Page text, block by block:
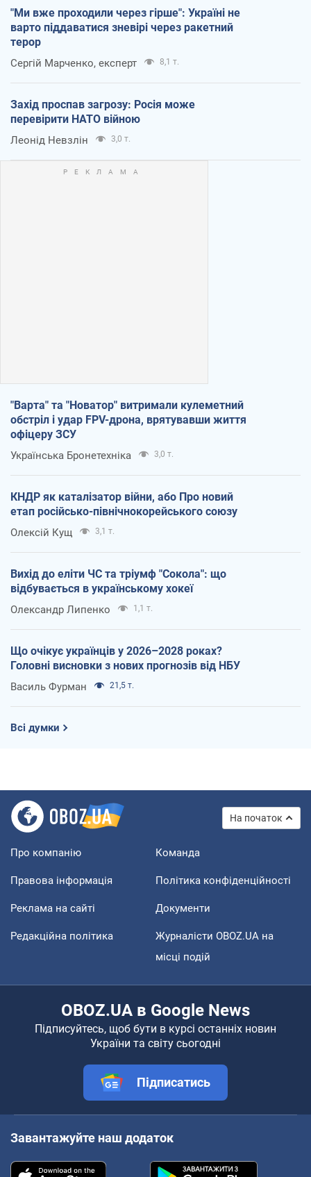
"Ми вже проходили через гірше": Україні не
варто піддаватися зневірі через ракетний
терор
Сергій Марченко, експерт 8,1 т.
Захід проспав загрозу: Росія може
перевірити НАТО війною
Леонід Невзлін 3,0 т.
"Варта" та "Новатор" витримали кулеметний
обстріл і удар FPV-дрона, врятувавши життя
офіцеру ЗСУ
Українська Бронетехніка 3,0 т.
КНДР як каталізатор війни, або Про новий
етап російсько-північнокорейського союзу
Олексій Кущ 3,1 т.
Вихід до еліти ЧС та тріумф "Сокола": що
відбувається в українському хокеї
Олександр Липенко 1,1 т.
Що очікує українців у 2026–2028 роках?
Головні висновки з нових прогнозів від НБУ
Василь Фурман 21,5 т.
Всі думки
На початок
Про компанію Команда
Правова інформація Політика конфіденційності
Реклама на сайті Документи
Редакційна політика
Журналісти OBOZ.UA на
місці подій
OBOZ.UA в Google News
Підписуйтесь, щоб бути в курсі останніх новин
України та світу сьогодні
Підписатись
Завантажуйте наш додаток